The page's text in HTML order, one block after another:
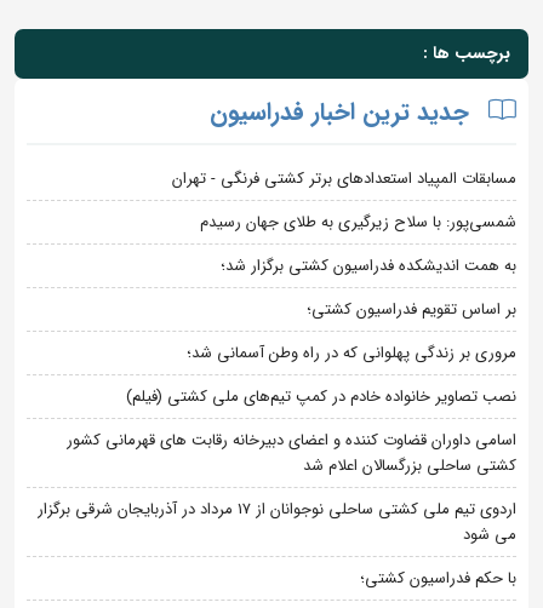
برچسب ها :
جدید ترین اخبار فدراسیون
مسابقات المپیاد استعدادهای برتر کشتی فرنگی - تهران
شمسی‌پور: با سلاح زیرگیری به طلای جهان رسیدم
به همت اندیشکده فدراسیون کشتی برگزار شد؛
بر اساس تقویم فدراسیون کشتی؛
مروری بر زندگی پهلوانی که در راه وطن آسمانی شد؛
نصب تصاویر خانواده خادم در کمپ تیم‌های ملی کشتی (فیلم)
اسامی داوران قضاوت کننده و اعضای دبیرخانه رقابت های قهرمانی کشور
کشتی ساحلی بزرگسالان اعلام شد
اردوی تیم ملی کشتی ساحلی نوجوانان از 17 مرداد در آذربایجان شرقی برگزار
می شود
با حکم فدراسیون کشتی؛